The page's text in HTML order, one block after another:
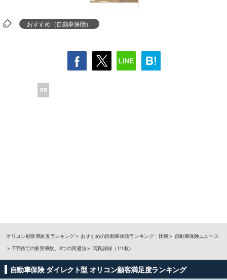
おすすめ（自動車保険）
PR
オリコン顧客満足度ランキング おすすめの自動車保険ランキング・比較
自動車保険ニュース
T字路での衝突事故、3つの回避法
写真詳細（1/1枚）
自動車保険 ダイレクト型 オリコン顧客満足度ランキング